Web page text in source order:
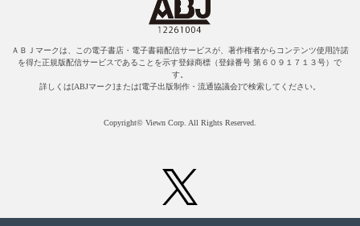
ＡＢＪマークは、この電子書店・電子書籍配信サービスが、著作権者からコンテンツ使用許諾
を得た正規版配信サービスであることを示す登録商標（登録番号 第６０９１７１３号）で
す。
詳しくは[ABJマーク]または[電子出版制作・流通協議会]で検索してください。
Copyright© Viewn Corp. All Rights Reserved.